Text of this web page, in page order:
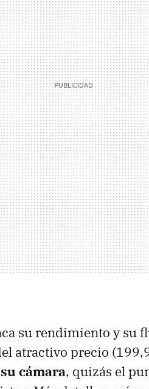
su rendimiento y su
atractivo precio
cámara, quizás el